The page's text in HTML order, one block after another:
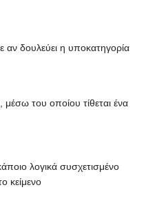
αν δουλεύει η υποκατηγορία
, μέσω του οποίου τίθεται ένα
λογικά συσχετισμένο
κείμενο